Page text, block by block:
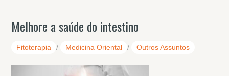
Melhore a saúde do intestino
Fitoterapia / Medicina Oriental / Outros Assuntos